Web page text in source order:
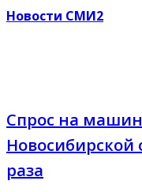
Новости СМИ2
Спрос на
Новосибирской
раза